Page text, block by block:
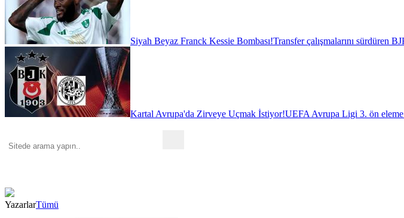
Siyah Beyaz Franck Kessie Bombası!Transfer çalışmalarını sürdüren
Kartal Avrupa'da Zirveye Uçmak İstiyor!UEFA Avrupa Ligi 3. ön eleme
YazarlarTümü